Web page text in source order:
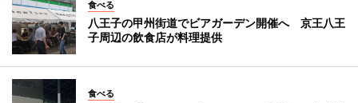
食べる
八王子の甲州街道でビアガーデン開催へ 京王八王
子周辺の飲食店が料理提供
食べる